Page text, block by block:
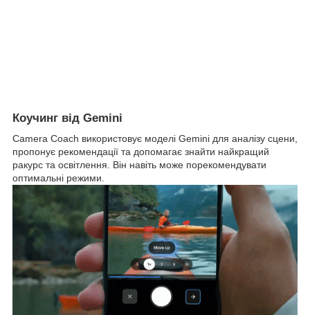
Коучинг від Gemini
Camera Coach використовує моделі Gemini для аналізу сцени,
пропонує рекомендації та допомагає знайти найкращий
ракурс та освітлення. Він навіть може порекомендувати
оптимальні режими.